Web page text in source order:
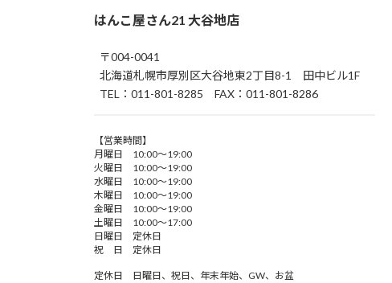
はんこ屋さん21 大谷地店
〒004-0041
北海道札幌市厚別区大谷地東2丁目8-1 田中ビル1F
TEL：011-801-8285 FAX：011-801-8286
【営業時間】
月曜日 10:00～19:00
火曜日 10:00～19:00
水曜日 10:00～19:00
木曜日 10:00～19:00
金曜日 10:00～19:00
土曜日 10:00～17:00
日曜日 定休日
祝 日 定休日
定休日 日曜日、祝日、年末年始、GW、お盆